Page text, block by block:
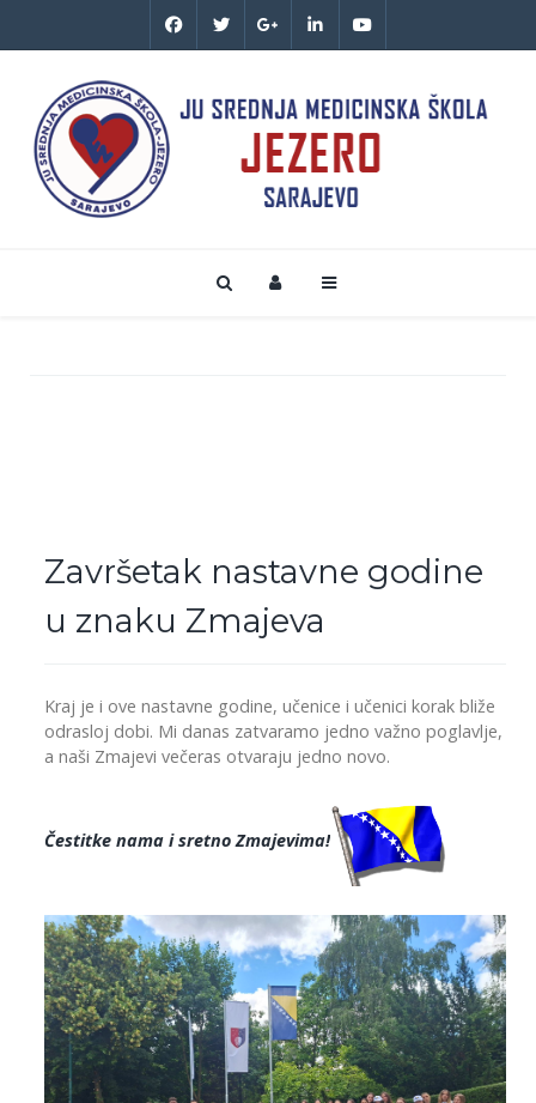
Završetak nastavne godine
u znaku Zmajeva
Kraj je i ove nastavne godine, učenice i učenici korak bliže
odrasloj dobi. Mi danas zatvaramo jedno važno poglavlje,
a naši Zmajevi večeras otvaraju jedno novo.
Čestitke nama i sretno Zmajevima!